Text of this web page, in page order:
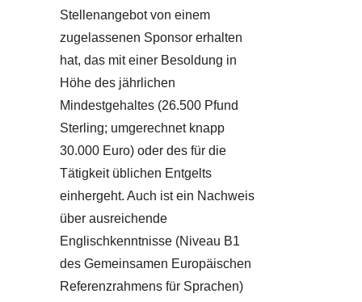
Stellenangebot von einem
zugelassenen Sponsor erhalten
hat, das mit einer Besoldung in
Höhe des jährlichen
Mindestgehaltes (26.500 Pfund
Sterling; umgerechnet knapp
30.000 Euro) oder des für die
Tätigkeit üblichen Entgelts
einhergeht. Auch ist ein Nachweis
über ausreichende
Englischkenntnisse (Niveau B1
des Gemeinsamen Europäischen
Referenzrahmens für Sprachen)